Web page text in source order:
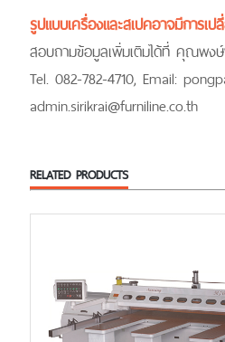
รูปแบบเครื่องและสเปคอาจมีการเป
สอบถามข้อมูลเพิ่มเติมได้ที่ คุณพง
Tel. 082-782-4710, Email:
admin.sirikrai@furniline.co.th
RELATED PRODUCTS